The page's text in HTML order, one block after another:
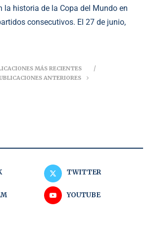
la historia de la Copa del Mundo en
consecutivos. El 27 de junio,
MÁS RECIENTES
ANTERIORES
TWITTER
YOUTUBE